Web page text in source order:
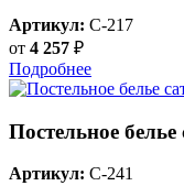
Артикул: C-217
от 4 257 ₽
Подробнее
Постельное
Артикул: C-241